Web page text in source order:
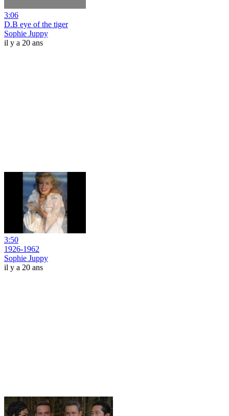
3:06
D.B eye of the tiger
Sophie Juppy
il y a 20 ans
3:50
1926-1962
Sophie Juppy
il y a 20 ans